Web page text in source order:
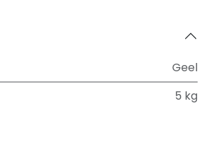
Geel
5 kg